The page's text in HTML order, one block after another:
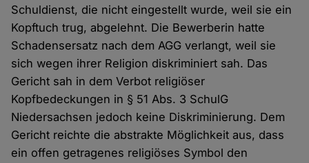
Schuldienst, die nicht eingestellt wurde, weil sie ein
Kopftuch trug, abgelehnt. Die Bewerberin hatte
Schadensersatz nach dem AGG verlangt, weil sie
sich wegen ihrer Religion diskriminiert sah. Das
Gericht sah in dem Verbot religiöser
Kopfbedeckungen in § 51 Abs. 3 SchulG
Niedersachsen jedoch keine Diskriminierung. Dem
Gericht reichte die abstrakte Möglichkeit aus, dass
ein offen getragenes religiöses Symbol den